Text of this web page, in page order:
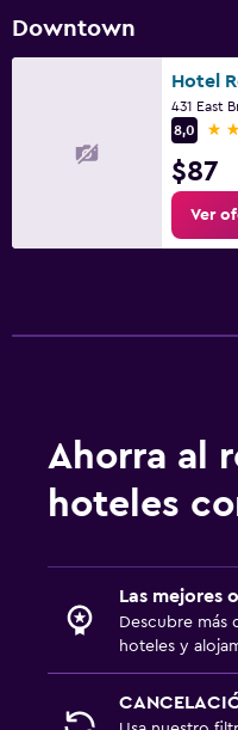
Downtown
Hotel
8,0
3
$87
Ver
Ahorra al
hoteles
Las mejores
Descubre más
hoteles y